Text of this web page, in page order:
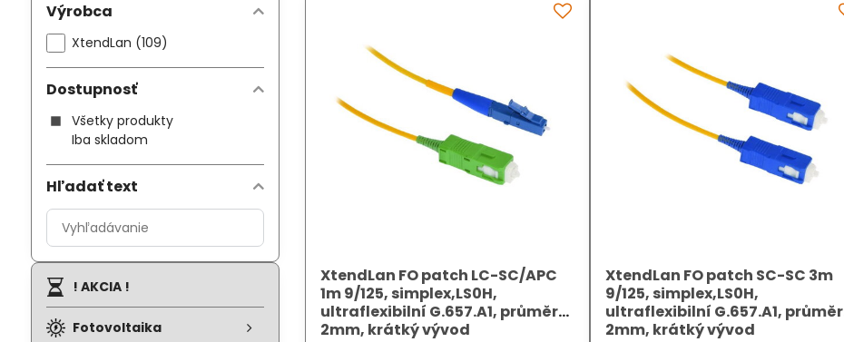
XtendLan FO patch LC-SC/APC
1m 9/125, simplex,LS0H,
ultraflexibilní G.657.A1, průměr
2mm, krátký vývod
XtendLan FO patch SC-SC 3m
9/125, simplex,LS0H,
ultraflexibilní G.657.A1, průměr
2mm, krátký vývod
Výrobca
XtendLan (109)
Dostupnosť
Všetky produkty
Iba skladom
Hľadať text
Prehľadať
výsledky
filtra
fulltextom
! AKCIA !
Fotovoltaika